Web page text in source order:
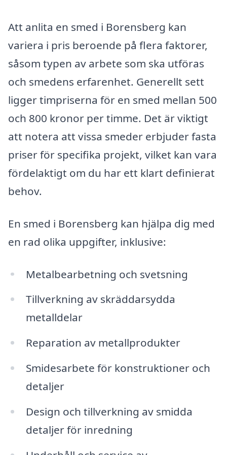
Att anlita en smed i Borensberg kan
variera i pris beroende på flera faktorer,
såsom typen av arbete som ska utföras
och smedens erfarenhet. Generellt sett
ligger timpriserna för en smed mellan 500
och 800 kronor per timme. Det är viktigt
att notera att vissa smeder erbjuder fasta
priser för specifika projekt, vilket kan vara
fördelaktigt om du har ett klart definierat
behov.
En smed i Borensberg kan hjälpa dig med
en rad olika uppgifter, inklusive:
Metalbearbetning och svetsning
Tillverkning av skräddarsydda
metalldelar
Reparation av metallprodukter
Smidesarbete för konstruktioner och
detaljer
Design och tillverkning av smidda
detaljer för inredning